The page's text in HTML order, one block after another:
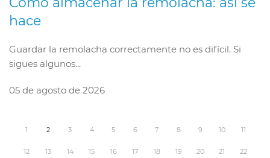
hace
Guardar la remolacha correctamente no es difícil. Si
sigues algunos...
05 de agosto de 2026
1 2 3 4 5 6 7 8 9 10 11
12 13 14 15 16 17 18 19 20 21 22